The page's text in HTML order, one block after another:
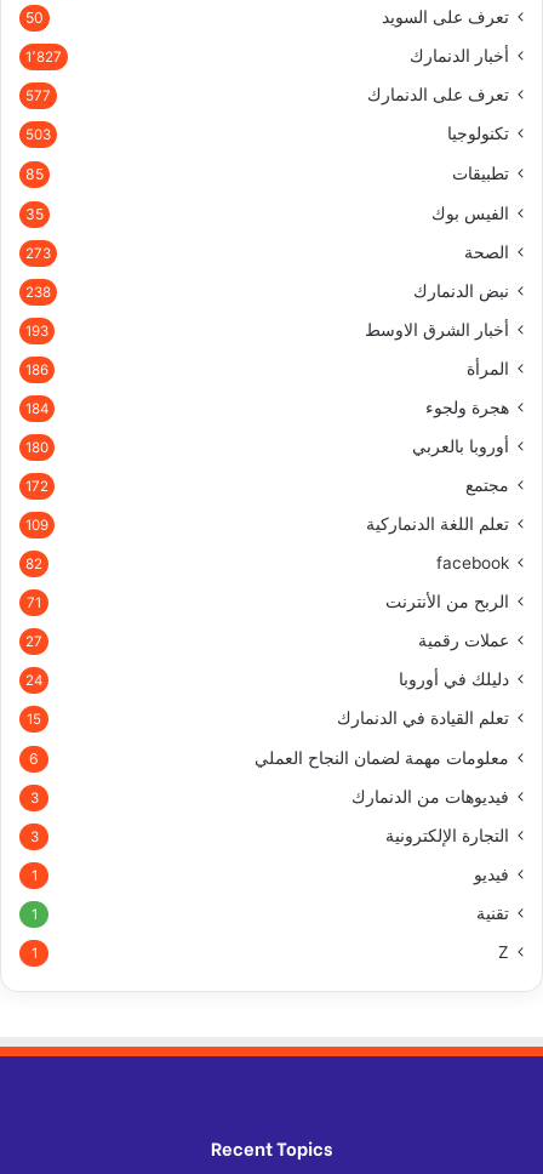
تعرف على السويد 50
أخبار الدنمارك 1٬827
تعرف على الدنمارك 577
تكنولوجيا 503
تطبيقات 85
الفيس بوك 35
الصحة 273
نبض الدنمارك 238
أخبار الشرق الاوسط 193
المرأة 186
هجرة ولجوء 184
أوروبا بالعربي 180
مجتمع 172
تعلم اللغة الدنماركية 109
facebook
82
الربح من الأنترنت 71
عملات رقمية 27
دليلك في أوروبا 24
تعلم القيادة في الدنمارك 15
معلومات مهمة لضمان النجاح العملي 6
فيديوهات من الدنمارك 3
التجارة الإلكترونية 3
فيديو 1
تقنية 1
Z
1
Recent Topics